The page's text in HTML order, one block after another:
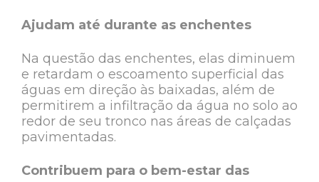
Ajudam até durante as enchentes
Na questão das enchentes, elas diminuem
e retardam o escoamento superficial das
águas em direção às baixadas, além de
permitirem a infiltração da água no solo ao
redor de seu tronco nas áreas de calçadas
pavimentadas.
Contribuem para o bem-estar das